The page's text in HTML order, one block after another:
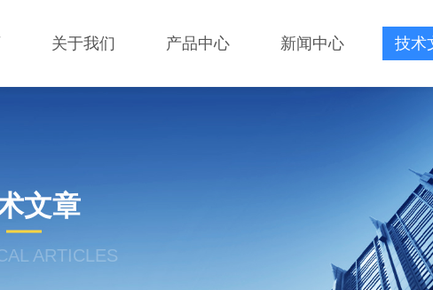
关于我们 产品中心 新闻中心 技术
文章
ARTICLES